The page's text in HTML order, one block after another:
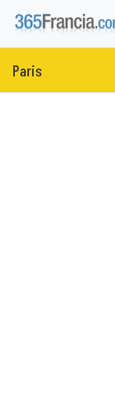
Paris